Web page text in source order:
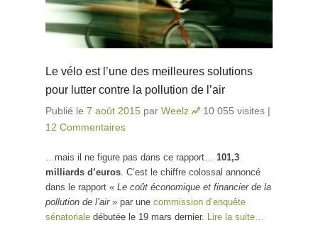
Le vélo est l’une des meilleures solutions
pour lutter contre la pollution de l’air
Publié le 7 août 2015 par Weelz 10 055 visites |
12 Commentaires
…mais il ne figure pas dans ce rapport… 101,3
milliards d’euros . C’est le chiffre colossal annoncé
dans le rapport « Le coût économique et financier de la
pollution de l’air» par une commission d’enquête
sénatoriale débutée le 19 mars dernier. Lire la suite…